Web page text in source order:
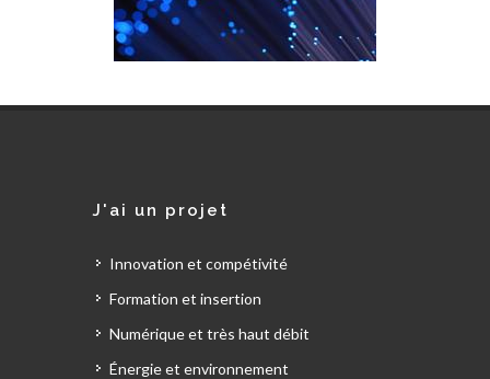
J'ai un projet
Innovation et compétivité
Formation et insertion
Numérique et très haut débit
Énergie et environnement